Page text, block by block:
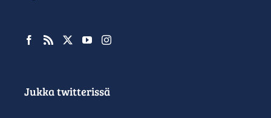
Jukka twitterissä